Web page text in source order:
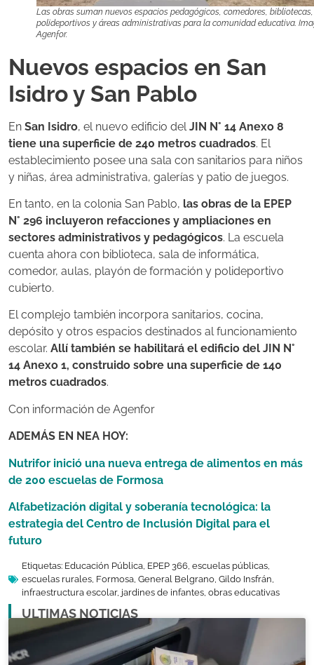
Las obras suman nuevos espacios pedagógicos, comedores, bibliotecas,
polideportivos y áreas administrativas para la comunidad educativa.
Agenfor.
Nuevos espacios en San
Isidro y San Pablo
En San Isidro, el nuevo edificio del JIN N° 14 Anexo 8
tiene una superficie de 240 metros cuadrados. El
establecimiento posee una sala con sanitarios para niños
y niñas, área administrativa, galerías y patio de juegos.
En tanto, en la colonia San Pablo, las obras de la EPEP
N° 296 incluyeron refacciones y ampliaciones en
sectores administrativos y pedagógicos. La escuela
cuenta ahora con biblioteca, sala de informática,
comedor, aulas, playón de formación y polideportivo
cubierto.
El complejo también incorpora sanitarios, cocina,
depósito y otros espacios destinados al funcionamiento
escolar. Allí también se habilitará el edificio del JIN N°
14 Anexo 1, construido sobre una superficie de 140
metros cuadrados.
Con información de Agenfor
ADEMÁS EN NEA HOY:
Nutrifor inició una nueva entrega de alimentos en más
de 200 escuelas de Formosa
Alfabetización digital y soberanía tecnológica: la
estrategia del Centro de Inclusión Digital para el
futuro
Etiquetas: Educación Pública, EPEP 366, escuelas públicas,
escuelas rurales, Formosa, General Belgrano, Gildo Insfrán,
infraestructura escolar, jardines de infantes, obras educativas
ULTIMAS NOTICIAS